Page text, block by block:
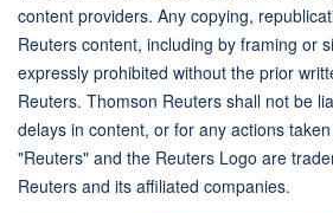
content providers. Any copying,
Reuters content, including by framing or
expressly prohibited without the prior
Reuters. Thomson Reuters shall not be
delays in content, or for any actions
"Reuters" and the Reuters Logo are
Reuters and its affiliated companies.